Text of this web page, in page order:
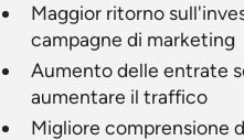
Maggior ritorno
campagne di marketing
Aumento delle entrate
aumentare il traffico
Migliore comprensione